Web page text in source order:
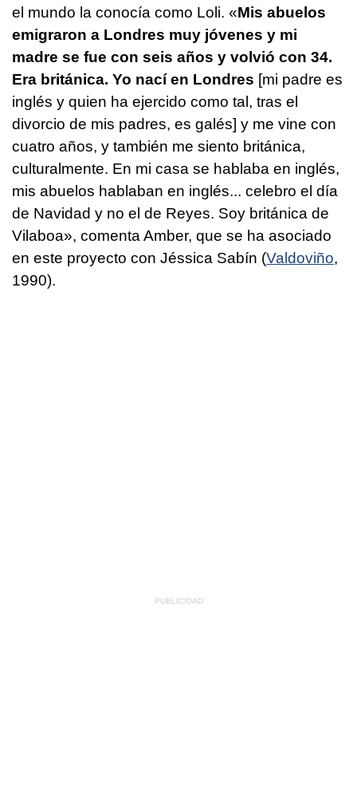
el mundo la conocía como Loli. «Mis abuelos
emigraron a Londres muy jóvenes y mi
madre se fue con seis años y volvió con 34.
Era británica. Yo nací en Londres [mi padre es
inglés y quien ha ejercido como tal, tras el
divorcio de mis padres, es galés] y me vine con
cuatro años, y también me siento británica,
culturalmente. En mi casa se hablaba en inglés,
mis abuelos hablaban en inglés... celebro el día
de Navidad y no el de Reyes. Soy británica de
Vilaboa», comenta Amber, que se ha asociado
en este proyecto con Jéssica Sabín (Valdoviño,
1990).